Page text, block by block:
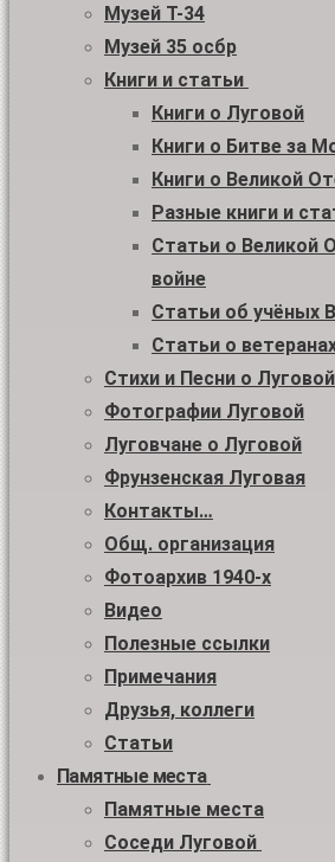
Музей Т-34
Музей 35 осбр
Книги и статьи
Книги о Луговой
Книги о Битве за
Книги о Великой
Разные книги и
Статьи о Великой
войне
Статьи об учёных
Статьи о
Стихи и Песни о Луговой
Фотографии Луговой
Луговчане о Луговой
Фрунзенская Луговая
Контакты…
Общ. организация
Фотоархив 1940-х
Видео
Полезные ссылки
Примечания
Друзья, коллеги
Статьи
Памятные места
Памятные места
Соседи Луговой